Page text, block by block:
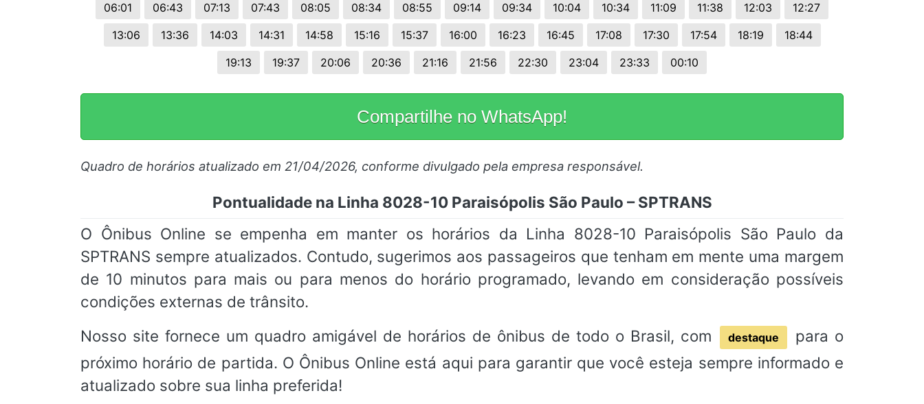
06:01 06:43 07:13 07:43 08:05 08:34 08:55 09:14 09:34 10:04 10:34 11:09 11:38 12:03
12:27
13:06
13:36 14:03 14:31 14:58 15:16 15:37 16:00 16:23 16:45 17:08 17:30 17:54 18:19
18:44
19:13
19:37 20:06 20:36 21:16 21:56 22:30 23:04 23:33 00:10
Compartilhe no WhatsApp!
Quadro de horários atualizado em 21/04/2026, conforme divulgado pela empresa responsável.
Pontualidade na Linha 8028-10 Paraisópolis São Paulo – SPTRANS
O Ônibus Online se empenha em manter os horários da Linha 8028-10 Paraisópolis São Paulo da
SPTRANS sempre atualizados. Contudo, sugerimos aos passageiros que tenham em mente uma margem
de 10 minutos para mais ou para menos do horário programado, levando em consideração possíveis
condições externas de trânsito.
Nosso site fornece um quadro amigável de horários de ônibus de todo o Brasil, com
destaque
para o
próximo horário de partida. O Ônibus Online está aqui para garantir que você esteja sempre informado e
atualizado sobre sua linha preferida!